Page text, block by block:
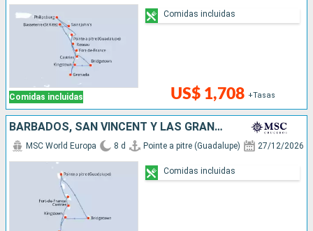
Comidas incluidas US$ 1,708 +Tasas
Comidas incluidas
BARBADOS, SAN VINCENT Y LAS GRANADINAS, GRENADA, SANTA LUCIA
MSC World Europa 8 d Pointe a pitre (Guadalupe) 27/12/2026
Comidas incluidas